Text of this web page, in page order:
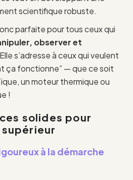
scientifique robuste.
parfaite pour tous ceux qui
observer et
s’adresse à ceux qui veulent
ça fonctionne” — que ce soit
un moteur thermique ou
!
solides pour
à la démarche